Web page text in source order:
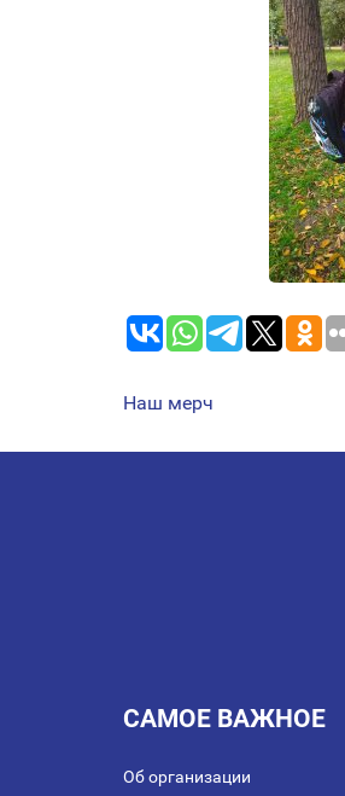
НАВИГАЦИЯ
ПО
Наш мерч
САМОЕ ВАЖНОЕ
Об организации